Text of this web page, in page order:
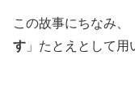
この故事にちなみ、
す 」たとえとして用